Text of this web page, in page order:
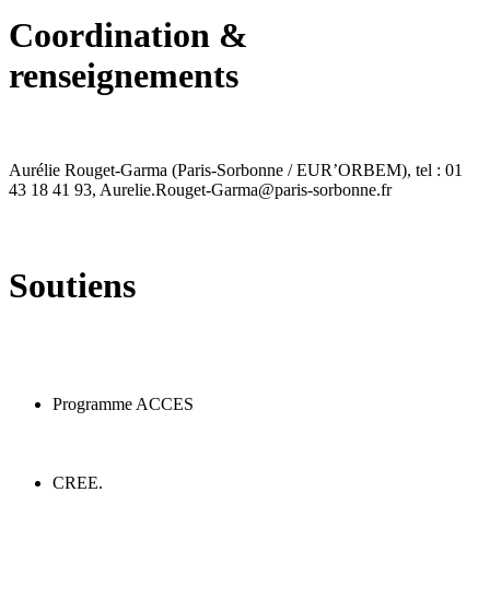
Coordination &
renseignements
Aurélie Rouget-Garma (Paris-Sorbonne / EUR’ORBEM), tel : 01
43 18 41 93, Aurelie.Rouget-Garma@paris-sorbonne.fr
Soutiens
Programme ACCES
CREE.